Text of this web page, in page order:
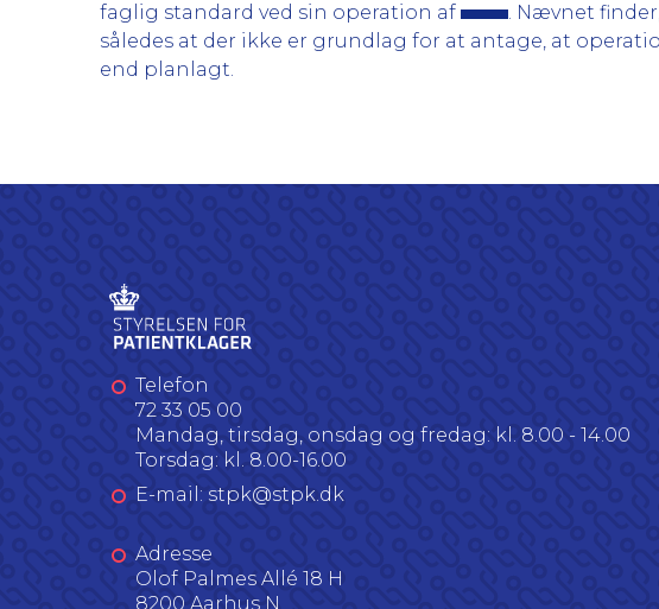
faglig standard ved sin operation af
. Nævnet
således at der ikke er grundlag for at antage, at
end planlagt.
Telefon
72 33 05 00
Mandag, tirsdag, onsdag og fredag: kl. 8.00 - 14.00
Torsdag: kl. 8.00-16.00
E-mail: stpk@stpk.dk
Adresse
Olof Palmes Allé 18 H
8200 Aarhus N